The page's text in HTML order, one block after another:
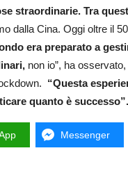
straordinarie. Tra
dalla Cina. Oggi oltre il
era preparato a
non io”, ha
“Questa
quanto è successo”.
Messenger